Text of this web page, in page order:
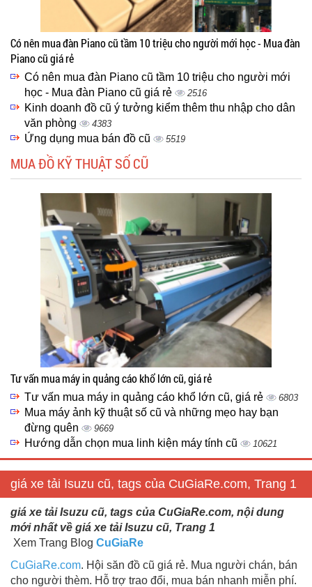
Có nên mua đàn Piano cũ tầm 10 triệu cho người mới học - Mua đàn
Piano cũ giá rẻ
Có nên mua đàn Piano cũ tầm 10 triệu cho người mới
học - Mua đàn Piano cũ giá rẻ
2516
Kinh doanh đồ cũ ý tưởng kiểm thêm thu nhập cho dân
văn phòng
4383
Ứng dụng mua bán đồ cũ 5519
MUA ĐỒ KỸ THUẬT SỐ CŨ
Tư vấn mua máy in quảng cáo khổ lớn cũ, giá rẻ
Tư vấn mua máy in quảng cáo khổ lớn cũ, giá rẻ 6803
Mua máy ảnh kỹ thuật số cũ và những mẹo hay bạn
đừng quên
9669
Hướng dẫn chọn mua linh kiện máy tính cũ 10621
giá xe tải Isuzu cũ, tags của CuGiaRe.com, Trang 1
giá xe tải Isuzu cũ, tags của CuGiaRe.com, nội dung
mới nhất về giá xe tải Isuzu cũ, Trang 1
Xem Trang Blog CuGiaRe
CuGiaRe.com. Hội săn đồ cũ giá rẻ. Mua người chán, bán
cho người thèm. Hỗ trợ trao đổi, mua bán nhanh miễn phí.